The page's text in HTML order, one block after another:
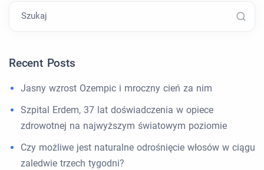
Szukaj
Recent Posts
Jasny wzrost Ozempic i mroczny cień za nim
Szpital Erdem, 37 lat doświadczenia w opiece
zdrowotnej na najwyższym światowym poziomie
Czy możliwe jest naturalne odrośnięcie włosów w ciągu
zaledwie trzech tygodni?